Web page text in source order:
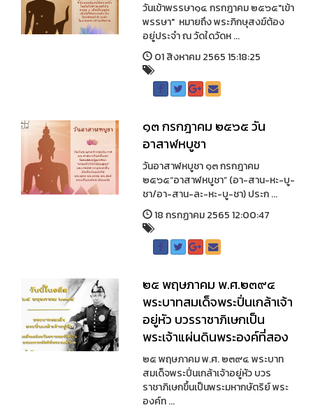
วันเข้าพรรษา๑๔ กรกฎาคม ๒๕๖๕"เข้า
พรรษา" หมายถึง พระภิกษุสงฆ์ต้อง
อยู่ประจำ ณ วัดใดวัดห ...
01 สิงหาคม 2565 15:18:25
๑๓ กรกฎาคม ๒๕๖๕ วัน
อาสาฬหบูชา
วันอาสาฬหบูชา ๑๓ กรกฎาคม
๒๕๖๕“อาสาฬหบูชา” (อา-สาน-หะ-บู-
ชา/อา-สาน-ละ-หะ-บู-ชา) ประก ...
18 กรกฏาคม 2565 12:00:47
๒๕ พฤษภาคม พ.ศ.๒๓๙๔
พระบาทสมเด็จพระปิ่นเกล้าเจ้า
อยู่หัว บวรราชาภิเษกเป็น
พระเจ้าแผ่นดินพระองค์ที่สอง
๒๕ พฤษภาคม พ.ศ. ๒๓๙๔ พระบาท
สมเด็จพระปิ่นเกล้าเจ้าอยู่หัว บวร
ราชาภิเษกขึ้นเป็นพระมหากษัตริย์ พระ
องค์ท ...